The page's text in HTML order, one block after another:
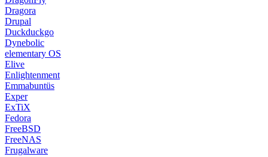
Dragora
Drupal
Duckduckgo
Dynebolic
elementary OS
Elive
Enlightenment
Emmabuntüs
Exper
ExTiX
Fedora
FreeBSD
FreeNAS
Frugalware